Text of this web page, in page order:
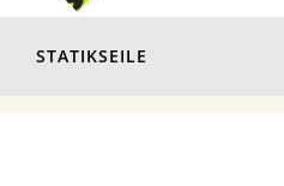
STATIKSEILE